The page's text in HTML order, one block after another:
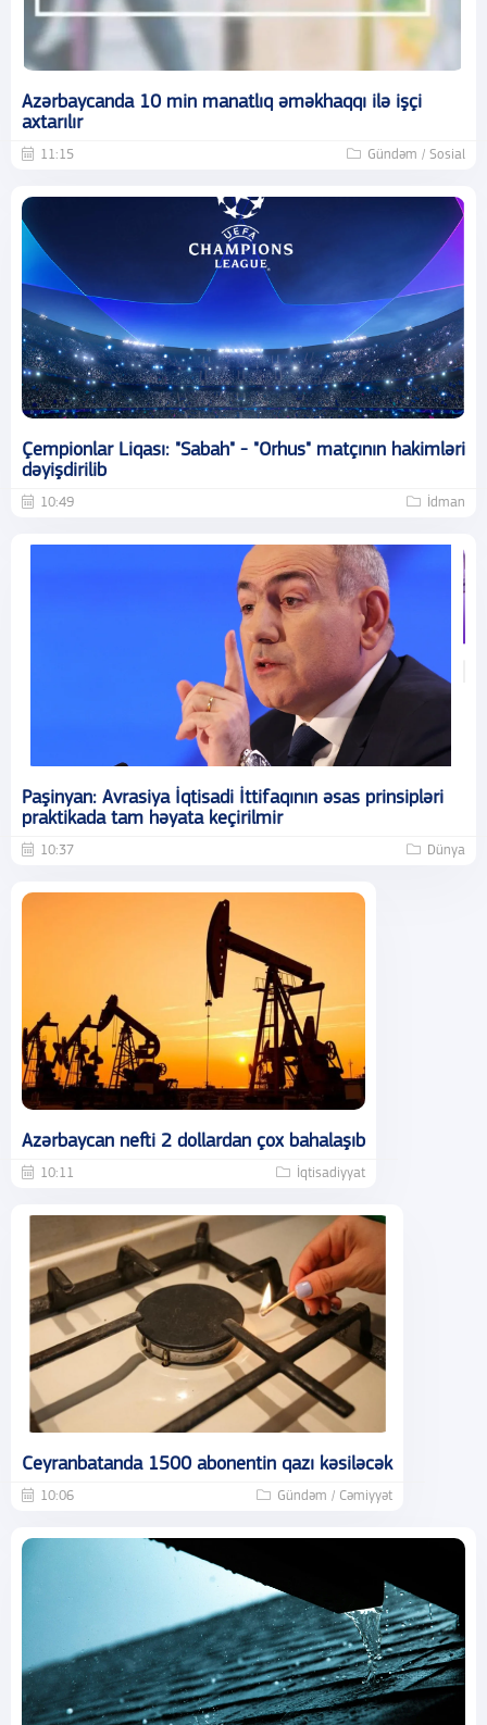
Azərbaycanda 10 min manatlıq əməkhaqqı ilə işçi
axtarılır
11:15 Gündəm / Sosial
Çempionlar Liqası: "Sabah" - "Orhus" matçının hakimləri
dəyişdirilib
10:49 İdman
Paşinyan: Avrasiya İqtisadi İttifaqının əsas prinsipləri
praktikada tam həyata keçirilmir
10:37 Dünya
Azərbaycan nefti 2 dollardan çox bahalaşıb
10:11 İqtisadiyyat
Ceyranbatanda 1500 abonentin qazı kəsiləcək
10:06 Gündəm / Cəmiyyət